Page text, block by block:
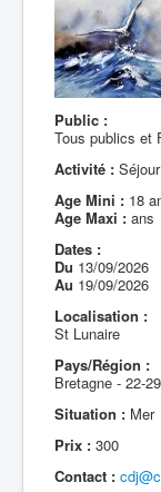
Public :
Tous publics et
Activité :
Age Mini : 18
Age Maxi : ans
Dates :
Du 13/09/2026
Au 19/09/2026
Localisation :
St Lunaire
Pays/Région :
Bretagne - 22-
Situation : Mer
Prix : 300
Contact :